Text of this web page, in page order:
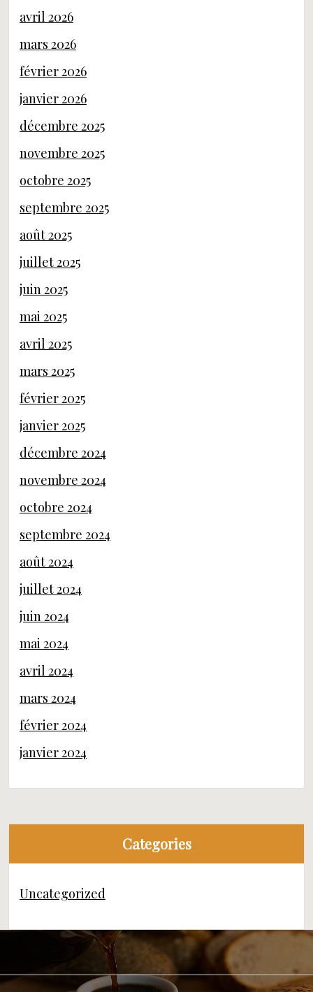
avril 2026
mars 2026
février 2026
janvier 2026
décembre 2025
novembre 2025
octobre 2025
septembre 2025
août 2025
juillet 2025
juin 2025
mai 2025
avril 2025
mars 2025
février 2025
janvier 2025
décembre 2024
novembre 2024
octobre 2024
septembre 2024
août 2024
juillet 2024
juin 2024
mai 2024
avril 2024
mars 2024
février 2024
janvier 2024
Categories
Uncategorized